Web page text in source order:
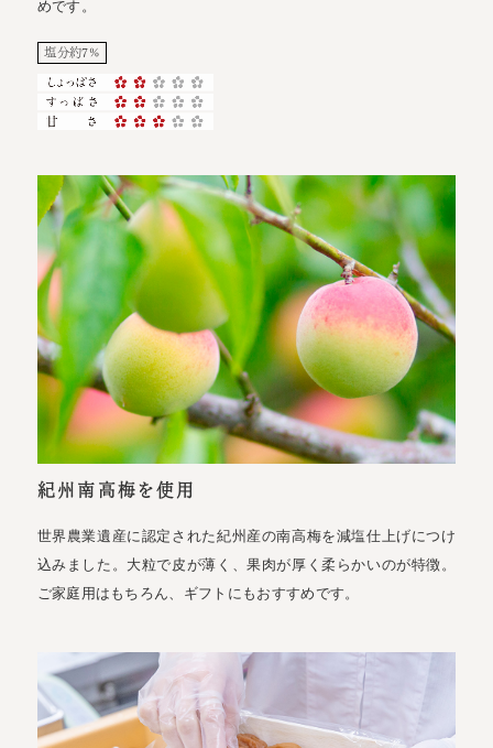
めです。
塩分約7%
紀州南高梅を使用
世界農業遺産に認定された紀州産の南高梅を減塩仕上げにつけ
込みました。大粒で皮が薄く、果肉が厚く柔らかいのが特徴。
ご家庭用はもちろん、ギフトにもおすすめです。